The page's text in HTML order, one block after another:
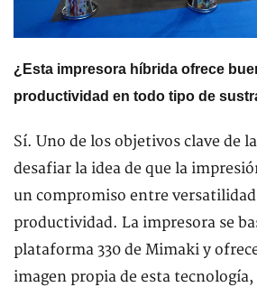
¿Esta impresora híbrida ofrece
productividad en todo tipo de
Sí. Uno de los objetivos clave de
desafiar la idea de que la
un compromiso entre
productividad. La impresora se
plataforma 330 de Mimaki y
imagen propia de esta